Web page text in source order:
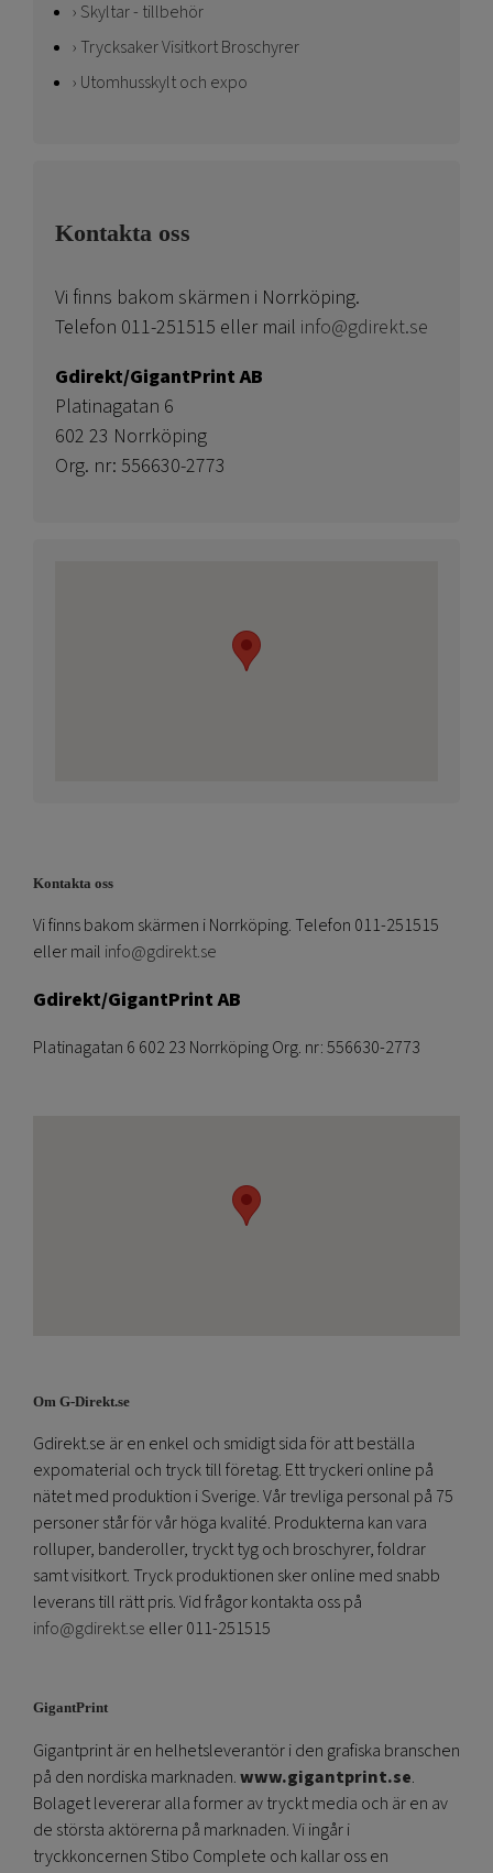
Skyltar - tillbehör
Trycksaker Visitkort Broschyrer
Utomhusskylt och expo
Kontakta oss
Vi finns bakom skärmen i Norrköping.
Telefon 011-251515 eller mail info@gdirekt.se
Gdirekt/GigantPrint AB
Platinagatan 6
602 23 Norrköping
Org. nr: 556630-2773
Kontakta oss
Vi finns bakom skärmen i Norrköping. Telefon 011-251515
eller mail info@gdirekt.se
Gdirekt/GigantPrint AB
Platinagatan 6 602 23 Norrköping Org. nr: 556630-2773
Om G-Direkt.se
Gdirekt.se är en enkel och smidigt sida för att beställa
expomaterial och tryck till företag. Ett tryckeri online på
nätet med produktion i Sverige. Vår trevliga personal på 75
personer står för vår höga kvalité. Produkterna kan vara
rolluper, banderoller, tryckt tyg och broschyrer, foldrar
samt visitkort. Tryck produktionen sker online med snabb
leverans till rätt pris. Vid frågor kontakta oss på
info@gdirekt.se eller 011-251515
GigantPrint
Gigantprint är en helhetsleverantör i den grafiska branschen
på den nordiska marknaden.www.gigantprint.se.
Bolaget levererar alla former av tryckt media och är en av
de största aktörerna på marknaden. Vi ingår i
tryckkoncernen Stibo Complete och kallar oss en